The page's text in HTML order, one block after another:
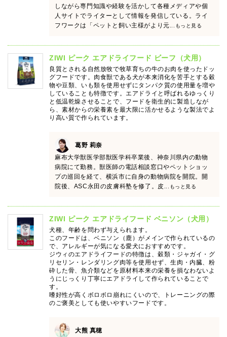
しながら専門知識や経験を活かして各種メディアや個
人サイトでライターとして情報を発信している。ライ
フワークは「ペットと飼い主様がより元 ...もっと見る
ZIWI ピーク エアドライフード ビーフ（犬用）
良質とされる自然放牧で牧草育ちの牛のお肉を使ったドッ
グフードです。肉食獣である犬が本来消化を苦手とする穀
物や豆類、いも類を使用せずにタンパク質の使用量を増や
していることも特徴です。エアドライと呼ばれるゆっくり
と低温乾燥させることで、フードを衛生的に製造しなが
ら、素材からの栄養素を最大限に活かせるような製法でよ
り高い質で作られています。
葛野 莉奈
麻布大学獣医学部獣医学科卒業後、神奈川県内の動物
病院にて勤務。獣医師の電話相談窓口やペットショッ
プの巡回を経て、横浜市に自身の動物病院を開院。開
院後、ASC永田の皮膚科塾を修了。皮
...もっと見る
ZIWI ピーク エアドライフード ベニソン（犬用）
犬種、年齢を問わず与えられます。
このフードは、ベニソン（鹿）がメインで作られているの
で、アレルギーが気になる愛犬におすすめです。
ジウィのエアドライフードの特徴は、穀類・ジャガイ・グ
リセリン・レンダリング肉等を使用せず、生肉・内臓、粉
砕した骨、魚介類などを原材料本来の栄養を損なわないよ
うにじっくり丁寧にエアドライして作られていることで
す。
嗜好性が高くボロボロ崩れにくいので、トレーニングの際
のご褒美としても使いやすいフードです。
大熊 真穂